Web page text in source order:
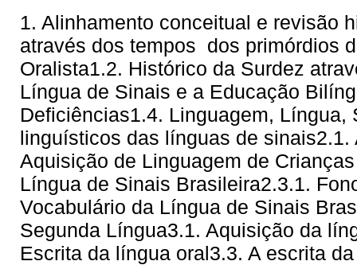
1. Alinhamento conceitual e revisão
através dos tempos  dos primórdios
Oralista1.2. Histórico da Surdez
Língua de Sinais e a Educação
Deficiências1.4. Linguagem,
linguísticos das línguas de
Aquisição de Linguagem de
Língua de Sinais Brasileira2.3.1.
Vocabulário da Língua de Sinais
Segunda Língua3.1. Aquisição da
Escrita da língua oral3.3. A escrita